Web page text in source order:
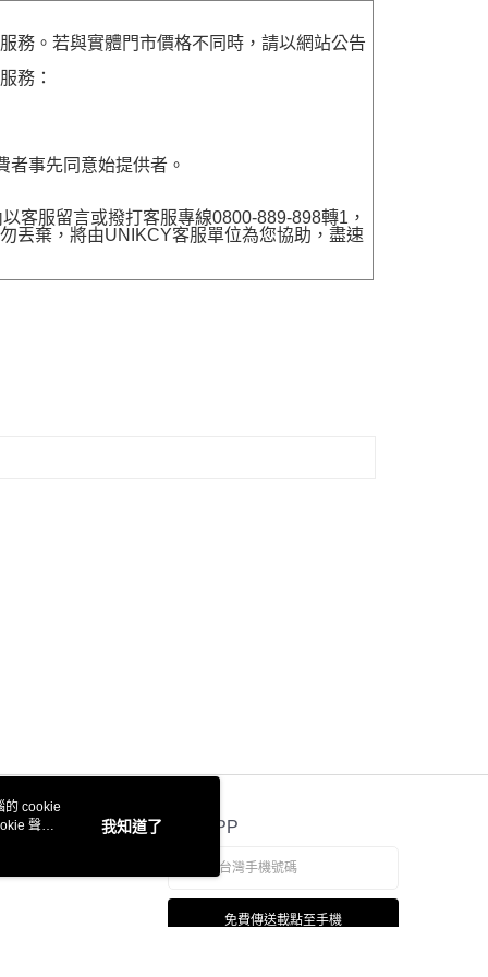
務。若與實體門市價格不同時，請以網站公告
務：
事先同意始提供者。
客服留言或撥打客服專線0800-889-898轉1，
丟棄，將由UNIKCY客服單位為您協助，盡速
官方APP
免費傳送載點至手機
的 cookie
聲明
我知道了